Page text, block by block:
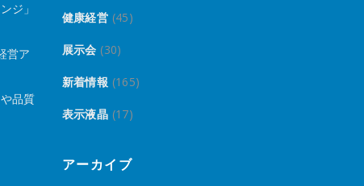
ジ」
営ア
品質
健康経営 (45)
展示会 (30)
新着情報 (165)
表示液晶 (17)
アーカイブ